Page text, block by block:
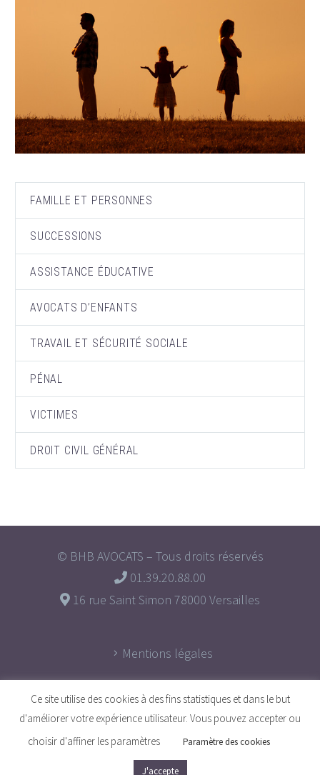
FAMILLE ET PERSONNES
SUCCESSIONS
ASSISTANCE ÉDUCATIVE
AVOCATS D’ENFANTS
TRAVAIL ET SÉCURITÉ SOCIALE
PÉNAL
VICTIMES
DROIT CIVIL GÉNÉRAL
© BHB AVOCATS – Tous droits réservés
01.39.20.88.00
16 rue Saint Simon 78000 Versailles
Mentions légales
Ce site utilise des cookies à des fins statistiques et dans le but
d'améliorer votre expérience utilisateur. Vous pouvez accepter ou
choisir d'affiner les paramètres
Paramètre des cookies
J'accepte